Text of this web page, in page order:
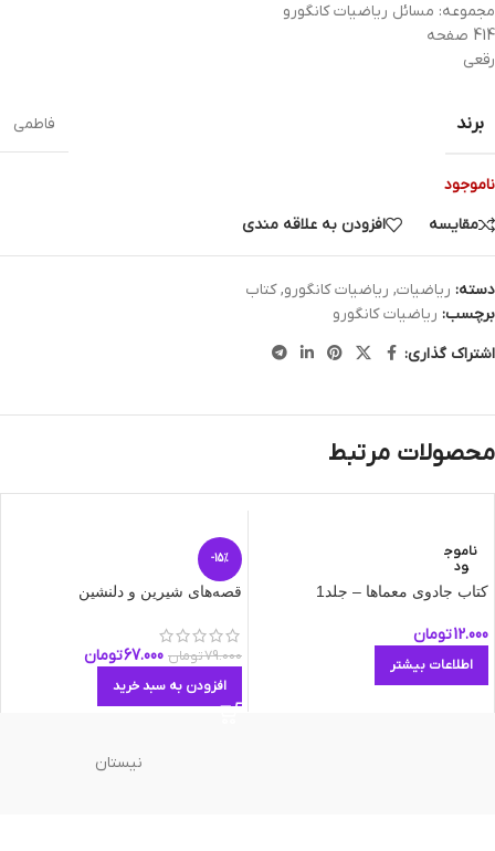
مجموعه: مسائل ریاضیات کانگورو
414 صفحه
رقعی
برند فاطمی
ناموجود
مقایسه
افزودن به علاقه مندی
دسته: ریاضیات, ریاضیات کانگورو, کتاب
برچسب: ریاضیات کانگورو
اشتراک گذاری:
محصولات مرتبط
ناموج
ود
کتاب جادوی معماها – جلد1
12.000تومان
اطلاعات بیشتر
-15%
قصه‌های شیرین و دلنشین
79.000تومان 67.000تومان
افزودن به سبد خرید
نیستان